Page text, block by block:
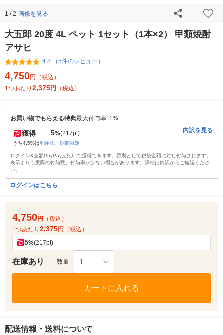
1 / 2 画像を見る
大五郎 20度 4L ペット 1セット（1本×2） 甲類焼酎
アサヒ
4.8 （5件のレビュー）
4,750円
（税込）
1つあたり 2,375円 （税込）
お買い物でもらえる特典最大付与率11%
獲得 5%(217pt)
うち4.5%は利用先・期間限定
内訳を見る
ログイン&全額PayPay支払いで獲得できます。原則として税抜金額に対し付与されます。
表示よりも実際の付与数、付与率が少ない場合があります。詳細は内訳からご確認くださ
い。
ログインはこちら
4,750円
（税込）
1つあたり 2,375円 （税込）
5%(217pt)
在庫あり 数量 1
カートに入れる
配送情報・送料について